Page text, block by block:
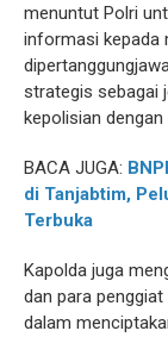
menuntut Polri
informasi kepada
strategis sebagai
kepolisian
BACA JUGA:
di Tanjabtim,
Terbuka
Kapolda juga
dan para
dalam